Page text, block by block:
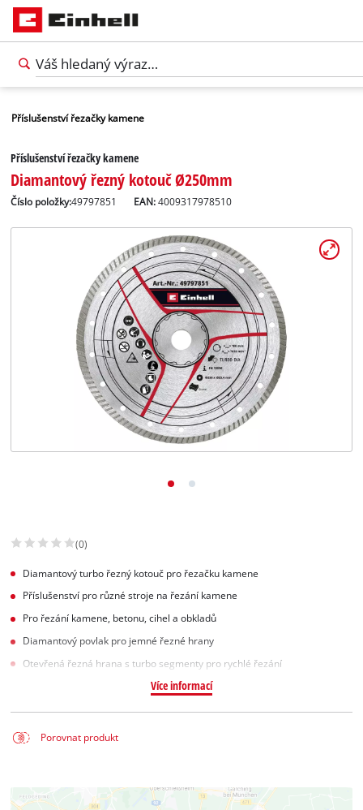
Slovenský
Příslušenství řezačky kamene
Příslušenství řezačky kamene
Diamantový řezný kotouč Ø250mm
Číslo položky:49797851 EAN:4009317978510
(0)
Diamantový turbo řezný kotouč pro řezačku kamene
Příslušenství pro různé stroje na řezání kamene
Pro řezání kamene, betonu, cihel a obkladů
Diamantový povlak pro jemné řezné hrany
Otevřená řezná hrana s turbo segmenty pro rychlé řezání
Více informací
Porovnat produkt